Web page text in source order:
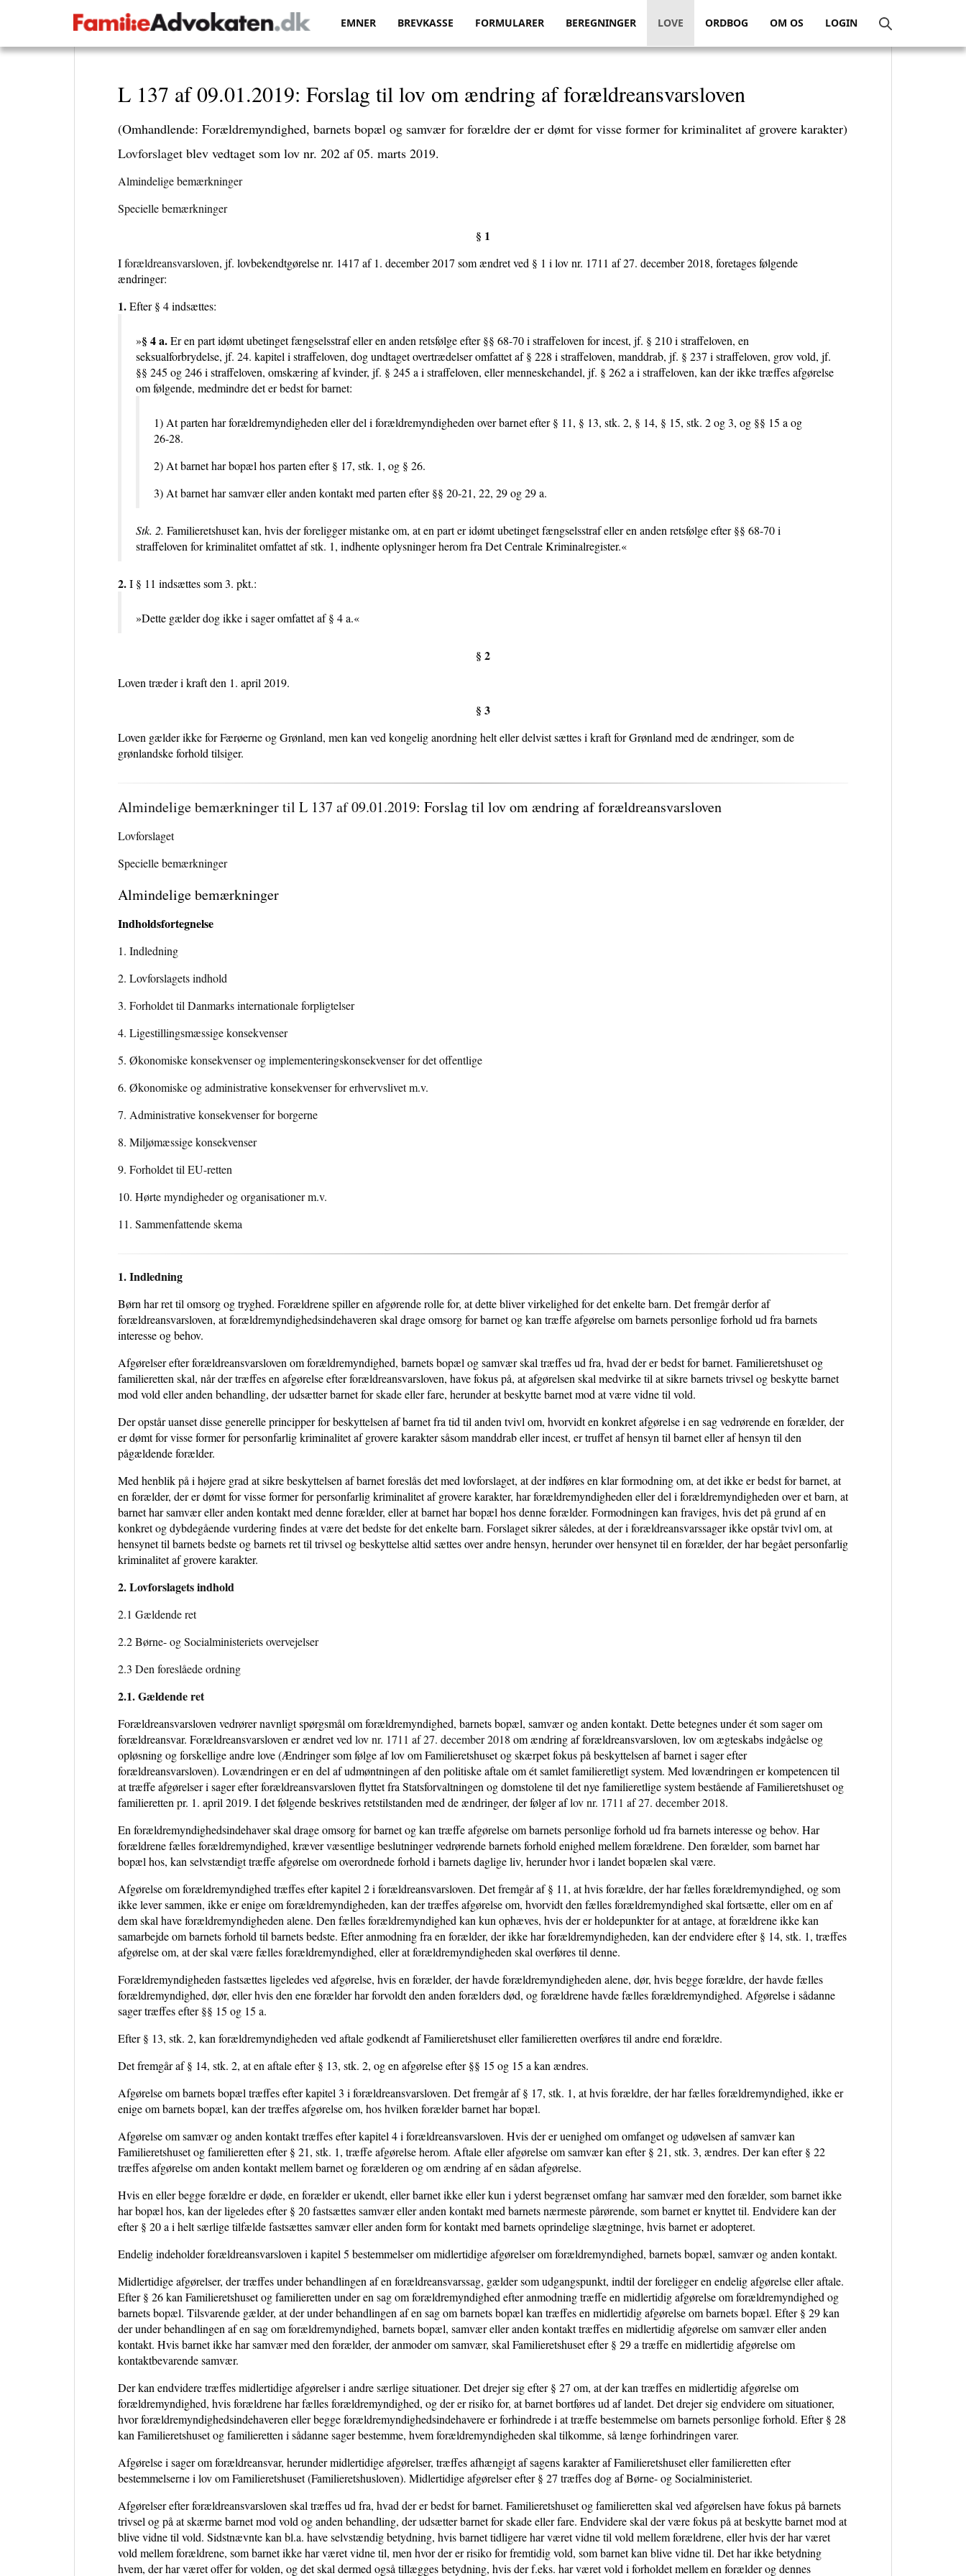
L 137 af 09.01.2019: Forslag til lov om ændring af forældreansvarsloven
(Omhandlende: Forældremyndighed, barnets bopæl og samvær for forældre der er dømt for visse former for kriminalitet af grovere karakter)
Lovforslaget blev vedtaget som lov nr. 202 af 05. marts 2019.
Almindelige bemærkninger
Specielle bemærkninger
§ 1
Iforældreansvarsloven, jf. lovbekendtgørelse nr. 1417 af 1. december 2017 som ændret ved § 1 i lov nr. 1711 af 27. december 2018, foretages følgende
ændringer:
1.Efter § 4 indsættes:
»§ 4 a.Er en part idømt ubetinget fængselsstraf eller en anden retsfølge efter §§ 68-70 i straffeloven for incest, jf. § 210 i straffeloven, en
seksualforbrydelse, jf. 24. kapitel i straffeloven, dog undtaget overtrædelser omfattet af § 228 i straffeloven, manddrab, jf. § 237 i straffeloven, grov vold, jf.
§§ 245 og 246 i straffeloven, omskæring af kvinder, jf. § 245 a i straffeloven, eller menneskehandel, jf. § 262 a i straffeloven, kan der ikke træffes afgørelse
om følgende, medmindre det er bedst for barnet:
1) At parten har forældremyndigheden eller del i forældremyndigheden over barnet efter § 11, § 13, stk. 2, § 14, § 15, stk. 2 og 3, og §§ 15 a og
26-28.
2) At barnet har bopæl hos parten efter § 17, stk. 1, og § 26.
3) At barnet har samvær eller anden kontakt med parten efter §§ 20-21, 22, 29 og 29 a.
Stk. 2. Familieretshuset kan, hvis der foreligger mistanke om, at en part er idømt ubetinget fængselsstraf eller en anden retsfølge efter §§ 68-70 i
straffeloven for kriminalitet omfattet af stk. 1, indhente oplysninger herom fra Det Centrale Kriminalregister.«
2.I § 11 indsættes som 3. pkt.:
»Dette gælder dog ikke i sager omfattet af § 4 a.«
§ 2
Loven træder i kraft den 1. april 2019.
§ 3
Loven gælder ikke for Færøerne og Grønland, men kan ved kongelig anordning helt eller delvist sættes i kraft for Grønland med de ændringer, som de
grønlandske forhold tilsiger.
Almindelige bemærkninger til L 137 af 09.01.2019: Forslag til lov om ændring af forældreansvarsloven
Lovforslaget
Specielle bemærkninger
Almindelige bemærkninger
Indholdsfortegnelse
1. Indledning
2. Lovforslagets indhold
3. Forholdet til Danmarks internationale forpligtelser
4. Ligestillingsmæssige konsekvenser
5. Økonomiske konsekvenser og implementeringskonsekvenser for det offentlige
6. Økonomiske og administrative konsekvenser for erhvervslivet m.v.
7. Administrative konsekvenser for borgerne
8. Miljømæssige konsekvenser
9. Forholdet til EU-retten
10. Hørte myndigheder og organisationer m.v.
11. Sammenfattende skema
1. Indledning
Børn har ret til omsorg og tryghed. Forældrene spiller en afgørende rolle for, at dette bliver virkelighed for det enkelte barn. Det fremgår derfor af
forældreansvarsloven, at forældremyndighedsindehaveren skal drage omsorg for barnet og kan træffe afgørelse om barnets personlige forhold ud fra barnets
interesse og behov.
Afgørelser efter forældreansvarsloven om forældremyndighed, barnets bopæl og samvær skal træffes ud fra, hvad der er bedst for barnet. Familieretshuset og
familieretten skal, når der træffes en afgørelse efter forældreansvarsloven, have fokus på, at afgørelsen skal medvirke til at sikre barnets trivsel og beskytte barnet
mod vold eller anden behandling, der udsætter barnet for skade eller fare, herunder at beskytte barnet mod at være vidne til vold.
Der opstår uanset disse generelle principper for beskyttelsen af barnet fra tid til anden tvivl om, hvorvidt en konkret afgørelse i en sag vedrørende en forælder, der
er dømt for visse former for personfarlig kriminalitet af grovere karakter såsom manddrab eller incest, er truffet af hensyn til barnet eller af hensyn til den
pågældende forælder.
Med henblik på i højere grad at sikre beskyttelsen af barnet foreslås det med lovforslaget, at der indføres en klar formodning om, at det ikke er bedst for barnet, at
en forælder, der er dømt for visse former for personfarlig kriminalitet af grovere karakter, har forældremyndigheden eller del i forældremyndigheden over et barn, at
barnet har samvær eller anden kontakt med denne forælder, eller at barnet har bopæl hos denne forælder. Formodningen kan fraviges, hvis det på grund af en
konkret og dybdegående vurdering findes at være det bedste for det enkelte barn. Forslaget sikrer således, at der i forældreansvarssager ikke opstår tvivl om, at
hensynet til barnets bedste og barnets ret til trivsel og beskyttelse altid sættes over andre hensyn, herunder over hensynet til en forælder, der har begået personfarlig
kriminalitet af grovere karakter.
2. Lovforslagets indhold
2.1 Gældende ret
2.2 Børne- og Socialministeriets overvejelser
2.3 Den foreslåede ordning
2.1. Gældende ret
Forældreansvarsloven vedrører navnligt spørgsmål om forældremyndighed, barnets bopæl, samvær og anden kontakt. Dette betegnes under ét som sager om
forældreansvar. Forældreansvarsloven er ændret ved lov nr. 1711 af 27. december 2018 om ændring af forældreansvarsloven, lov om ægteskabs indgåelse og
opløsning og forskellige andre love (Ændringer som følge af lov om Familieretshuset og skærpet fokus på beskyttelsen af barnet i sager efter
forældreansvarsloven). Lovændringen er en del af udmøntningen af den politiske aftale om ét samlet familieretligt system. Med lovændringen er kompetencen til
at træffe afgørelser i sager efter forældreansvarsloven flyttet fra Statsforvaltningen og domstolene til det nye familieretlige system bestående af Familieretshuset og
familieretten pr. 1. april 2019. I det følgende beskrives retstilstanden med de ændringer, der følger aflov nr. 1711 af 27. december 2018.
En forældremyndighedsindehaver skal drage omsorg for barnet og kan træffe afgørelse om barnets personlige forhold ud fra barnets interesse og behov. Har
forældrene fælles forældremyndighed, kræver væsentlige beslutninger vedrørende barnets forhold enighed mellem forældrene. Den forælder, som barnet har
bopæl hos, kan selvstændigt træffe afgørelse om overordnede forhold i barnets daglige liv, herunder hvor i landet bopælen skal være.
Afgørelse om forældremyndighed træffes efter kapitel 2 i forældreansvarsloven. Det fremgår af § 11, at hvis forældre, der har fælles forældremyndighed, og som
ikke lever sammen, ikke er enige om forældremyndigheden, kan der træffes afgørelse om, hvorvidt den fælles forældremyndighed skal fortsætte, eller om en af
dem skal have forældremyndigheden alene. Den fælles forældremyndighed kan kun ophæves, hvis der er holdepunkter for at antage, at forældrene ikke kan
samarbejde om barnets forhold til barnets bedste. Efter anmodning fra en forælder, der ikke har forældremyndigheden, kan der endvidere efter § 14, stk. 1, træffes
afgørelse om, at der skal være fælles forældremyndighed, eller at forældremyndigheden skal overføres til denne.
Forældremyndigheden fastsættes ligeledes ved afgørelse, hvis en forælder, der havde forældremyndigheden alene, dør, hvis begge forældre, der havde fælles
forældremyndighed, dør, eller hvis den ene forælder har forvoldt den anden forælders død, og forældrene havde fælles forældremyndighed. Afgørelse i sådanne
sager træffes efter §§ 15 og 15 a.
Efter § 13, stk. 2, kan forældremyndigheden ved aftale godkendt af Familieretshuset eller familieretten overføres til andre end forældre.
Det fremgår af § 14, stk. 2, at en aftale efter § 13, stk. 2, og en afgørelse efter §§ 15 og 15 a kan ændres.
Afgørelse om barnets bopæl træffes efter kapitel 3 i forældreansvarsloven. Det fremgår af § 17, stk. 1, at hvis forældre, der har fælles forældremyndighed, ikke er
enige om barnets bopæl, kan der træffes afgørelse om, hos hvilken forælder barnet har bopæl.
Afgørelse om samvær og anden kontakt træffes efter kapitel 4 i forældreansvarsloven. Hvis der er uenighed om omfanget og udøvelsen af samvær kan
Familieretshuset og familieretten efter § 21, stk. 1, træffe afgørelse herom. Aftale eller afgørelse om samvær kan efter § 21, stk. 3, ændres. Der kan efter § 22
træffes afgørelse om anden kontakt mellem barnet og forælderen og om ændring af en sådan afgørelse.
Hvis en eller begge forældre er døde, en forælder er ukendt, eller barnet ikke eller kun i yderst begrænset omfang har samvær med den forælder, som barnet ikke
har bopæl hos, kan der ligeledes efter § 20 fastsættes samvær eller anden kontakt med barnets nærmeste pårørende, som barnet er knyttet til. Endvidere kan der
efter § 20 a i helt særlige tilfælde fastsættes samvær eller anden form for kontakt med barnets oprindelige slægtninge, hvis barnet er adopteret.
Endelig indeholder forældreansvarsloven i kapitel 5 bestemmelser om midlertidige afgørelser om forældremyndighed, barnets bopæl, samvær og anden kontakt.
Midlertidige afgørelser, der træffes under behandlingen af en forældreansvarssag, gælder som udgangspunkt, indtil der foreligger en endelig afgørelse eller aftale.
Efter § 26 kan Familieretshuset og familieretten under en sag om forældremyndighed efter anmodning træffe en midlertidig afgørelse om forældremyndighed og
barnets bopæl. Tilsvarende gælder, at der under behandlingen af en sag om barnets bopæl kan træffes en midlertidig afgørelse om barnets bopæl. Efter § 29 kan
der under behandlingen af en sag om forældremyndighed, barnets bopæl, samvær eller anden kontakt træffes en midlertidig afgørelse om samvær eller anden
kontakt. Hvis barnet ikke har samvær med den forælder, der anmoder om samvær, skal Familieretshuset efter § 29 a træffe en midlertidig afgørelse om
kontaktbevarende samvær.
Der kan endvidere træffes midlertidige afgørelser i andre særlige situationer. Det drejer sig efter § 27 om, at der kan træffes en midlertidig afgørelse om
forældremyndighed, hvis forældrene har fælles forældremyndighed, og der er risiko for, at barnet bortføres ud af landet. Det drejer sig endvidere om situationer,
hvor forældremyndighedsindehaveren eller begge forældremyndighedsindehavere er forhindrede i at træffe bestemmelse om barnets personlige forhold. Efter § 28
kan Familieretshuset og familieretten i sådanne sager bestemme, hvem forældremyndigheden skal tilkomme, så længe forhindringen varer.
Afgørelse i sager om forældreansvar, herunder midlertidige afgørelser, træffes afhængigt af sagens karakter af Familieretshuset eller familieretten efter
bestemmelserne i lov om Familieretshuset (Familieretshusloven). Midlertidige afgørelser efter § 27 træffes dog af Børne- og Socialministeriet.
Afgørelser efter forældreansvarsloven skal træffes ud fra, hvad der er bedst for barnet. Familieretshuset og familieretten skal ved afgørelsen have fokus på barnets
trivsel og på at skærme barnet mod vold og anden behandling, der udsætter barnet for skade eller fare. Endvidere skal der være fokus på at beskytte barnet mod at
blive vidne til vold. Sidstnævnte kan bl.a. have selvstændig betydning, hvis barnet tidligere har været vidne til vold mellem forældrene, eller hvis der har været
vold mellem forældrene, som barnet ikke har været vidne til, men hvor der er risiko for fremtidig vold, som barnet kan blive vidne til. Det har ikke betydning
hvem, der har været offer for volden, og det skal dermed også tillægges betydning, hvis der f.eks. har været vold i forholdet mellem en forælder og dennes
EMNER BREVKASSE FORMULARER BEREGNINGER LOVE ORDBOG OM OS LOGIN